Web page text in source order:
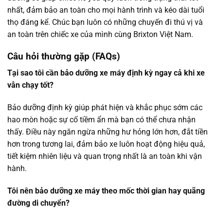
nhất, đảm bảo an toàn cho mọi hành trình và kéo dài tuổi
thọ đáng kể. Chúc bạn luôn có những chuyến đi thú vị và
an toàn trên chiếc xe của mình cùng Brixton Việt Nam.
Câu hỏi thường gặp (FAQs)
Tại sao tôi cần bảo dưỡng xe máy định kỳ ngay cả khi xe
vẫn chạy tốt?
Bảo dưỡng định kỳ giúp phát hiện và khắc phục sớm các
hao mòn hoặc sự cố tiềm ẩn mà bạn có thể chưa nhận
thấy. Điều này ngăn ngừa những hư hỏng lớn hơn, đắt tiền
hơn trong tương lai, đảm bảo xe luôn hoạt động hiệu quả,
tiết kiệm nhiên liệu và quan trọng nhất là an toàn khi vận
hành.
Tôi nên bảo dưỡng xe máy theo mốc thời gian hay quãng
đường di chuyển?